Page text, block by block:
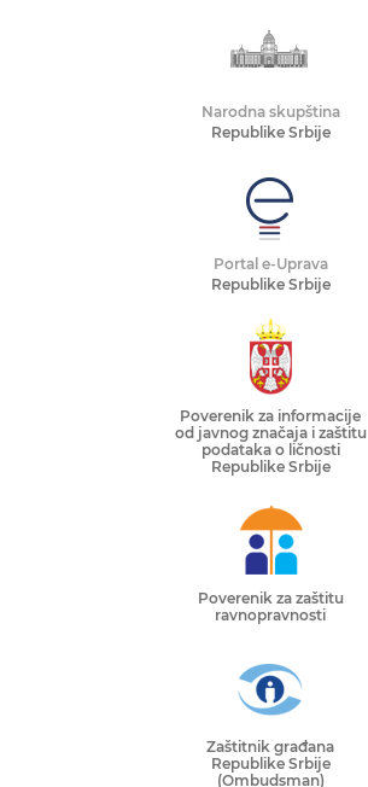
Narodna skupština
Republike Srbije
Portal e-Uprava
Republike Srbije
Poverenik za informacije
od javnog značaja i zaštitu
podataka o ličnosti
Republike Srbije
Poverenik za zaštitu
ravnopravnosti
Zaštitnik građana
Republike Srbije
(Ombudsman)